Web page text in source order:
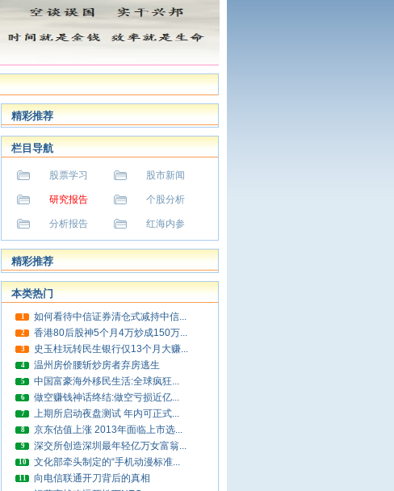
精彩推荐
栏目导航
股票学习 股市新闻
研究报告 个股分析
分析报告 红海内参
精彩推荐
本类热门
1 如何看待中信证券清仓式减持中信...
2 香港80后股神5个月4万炒成150万...
3 史玉柱玩转民生银行仅13个月大赚...
4 温州房价腰斩炒房者弃房逃生
5 中国富豪海外移民生活:全球疯狂...
6 做空赚钱神话终结:做空亏损近亿...
7 上期所启动夜盘测试 年内可正式...
8 京东估值上涨 2013年面临上市选...
9 深交所创造深圳最年轻亿万女富翁...
10 文化部牵头制定的“手机动漫标准...
11 向电信联通开刀背后的真相